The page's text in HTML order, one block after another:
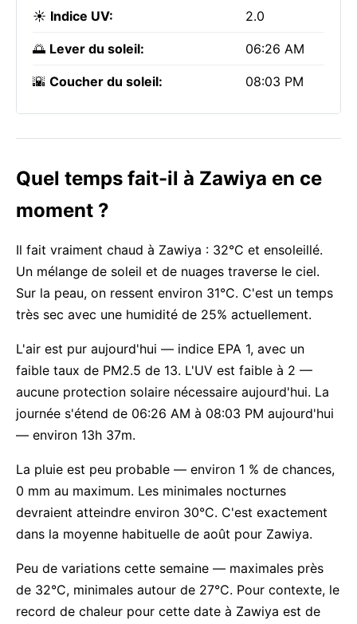
☀️ Indice UV: 2.0
🌅 Lever du soleil: 06:26 AM
🌇 Coucher du soleil: 08:03 PM
Quel temps fait-il à Zawiya en ce
moment ?
Il fait vraiment chaud à Zawiya : 32°C et ensoleillé.
Un mélange de soleil et de nuages traverse le ciel.
Sur la peau, on ressent environ 31°C. C'est un temps
très sec avec une humidité de 25% actuellement.
L'air est pur aujourd'hui — indice EPA 1, avec un
faible taux de PM2.5 de 13. L'UV est faible à 2 —
aucune protection solaire nécessaire aujourd'hui. La
journée s'étend de 06:26 AM à 08:03 PM aujourd'hui
— environ 13h 37m.
La pluie est peu probable — environ 1 % de chances,
0 mm au maximum. Les minimales nocturnes
devraient atteindre environ 30°C. C'est exactement
dans la moyenne habituelle de août pour Zawiya.
Peu de variations cette semaine — maximales près
de 32°C, minimales autour de 27°C. Pour contexte, le
record de chaleur pour cette date à Zawiya est de